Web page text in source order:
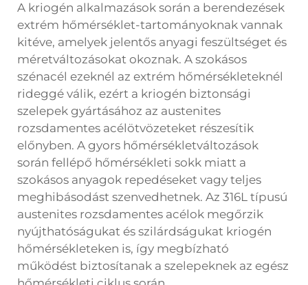
A kriogén alkalmazások során a berendezések
extrém hőmérséklet-tartományoknak vannak
kitéve, amelyek jelentős anyagi feszültséget és
méretváltozásokat okoznak. A szokásos
szénacél ezeknél az extrém hőmérsékleteknél
rideggé válik, ezért a kriogén biztonsági
szelepek gyártásához az austenites
rozsdamentes acélötvözeteket részesítik
előnyben. A gyors hőmérsékletváltozások
során fellépő hőmérsékleti sokk miatt a
szokásos anyagok repedéseket vagy teljes
meghibásodást szenvedhetnek. Az 316L típusú
austenites rozsdamentes acélok megőrzik
nyújthatóságukat és szilárdságukat kriogén
hőmérsékleteken is, így megbízható
működést biztosítanak a szelepeknek az egész